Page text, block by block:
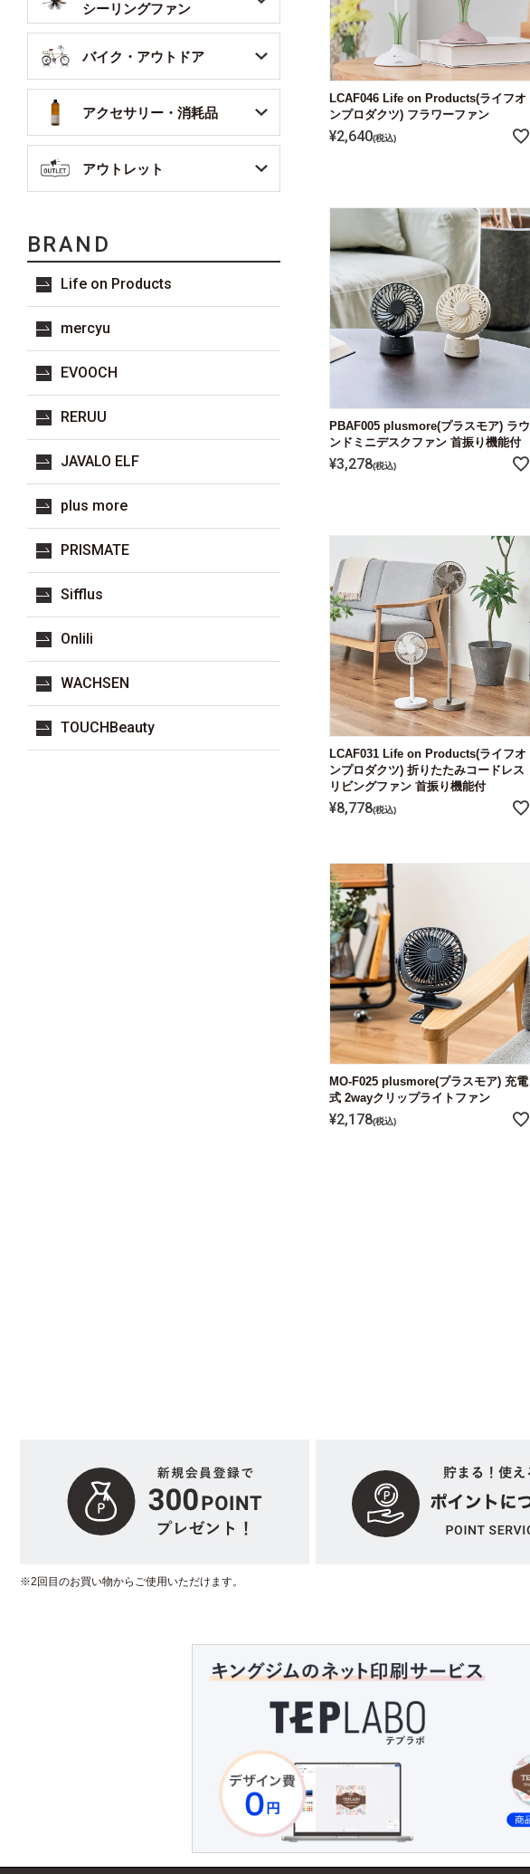
シーリングファン
バイク・アウトドア
アクセサリー・消耗品
アウトレット
BRAND
Life on Products
mercyu
EVOOCH
RERUU
JAVALO ELF
plus more
PRISMATE
Sifflus
Onlili
WACHSEN
TOUCHBeauty
LCAF046 Life on Products(ライフオ
ンプロダクツ) フラワーファン
¥2,640 税込
PBAF005 plusmore(プラスモア) ラウ
ンドミニデスクファン 首振り機能付
¥3,278 税込
LCAF031 Life on Products(ライフオ
ンプロダクツ) 折りたたみコードレス
リビングファン 首振り機能付
¥8,778 税込
MO-F025 plusmore(プラスモア) 充電
式 2wayクリップライトファン
¥2,178 税込
※2回目のお買い物からご使用いただけます。